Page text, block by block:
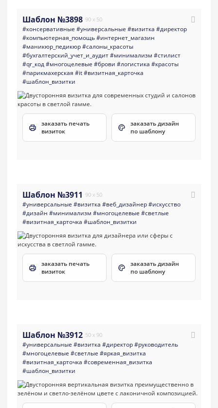
Шаблон №3898 90 x 50
#консервативные #универсальные #визитка #директор
#компьютерная_помощь#интернет_магазин
#маникюр_педикюр#салоны_красоты
#бухгалтерский_учет_и_аудит#минимализм #стилист
#qr_код#многоцелевые #брови #логистика #красоты
#парикмахерская #it#визитная_карточка
#шаблон_визитки
заказать печать
визиток
заказать дизайн
по шаблону
Шаблон №3911 90 x 50
#универсальные #визитка #веб_дизайнер#искусство
#дизайн #минимализм #многоцелевые #светлые
#визитная_карточка #шаблон_визитки
заказать печать
визиток
заказать дизайн
по шаблону
Шаблон №3912 50 x 90
#универсальные #визитка #директор#руководитель
#многоцелевые #светлые #яркая_визитка
#визитная_карточка #современная_визитка
#шаблон_визитки